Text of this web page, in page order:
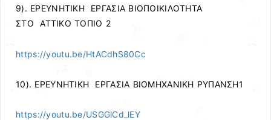
9). ΕΡΕΥΝΗΤΙΚΗ ΕΡΓΑΣΙΑ ΒΙΟΠΟΙΚΙΛΟΤΗΤΑ
ΣΤΟ ΑΤΤΙΚΟ ΤΟΠΙΟ 2
https://youtu.be/HtACdhS80Cc
10). ΕΡΕΥΝΗΤΙΚΗ ΕΡΓΑΣΙΑ ΒΙΟΜΗΧΑΝΙΚΗ ΡΥΠΑΝΣΗ1
https://youtu.be/USGGlCd_lEY